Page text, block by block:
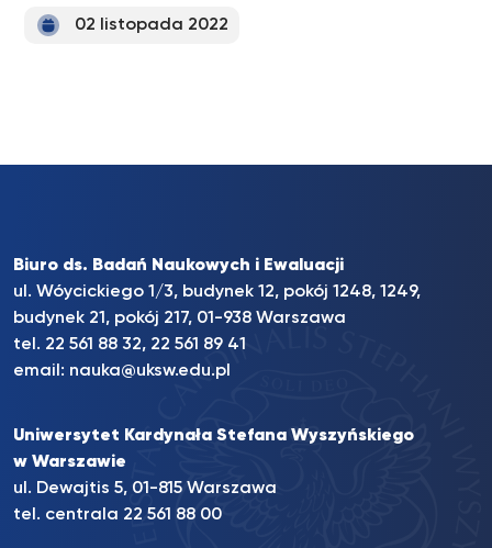
02 listopada 2022
Biuro ds. Badań Naukowych i Ewaluacji
ul. Wóycickiego 1/3, budynek 12, pokój 1248, 1249,
budynek 21, pokój 217, 01-938 Warszawa
tel. 22 561 88 32, 22 561 89 41
email: nauka@uksw.edu.pl
Uniwersytet Kardynała Stefana Wyszyńskiego
w Warszawie
ul. Dewajtis 5, 01-815 Warszawa
tel. centrala 22 561 88 00